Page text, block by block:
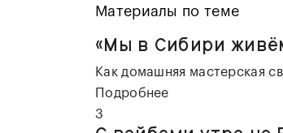
Материалы по теме
«Мы в Сибири
Как домашняя мастерская
Подробнее
3